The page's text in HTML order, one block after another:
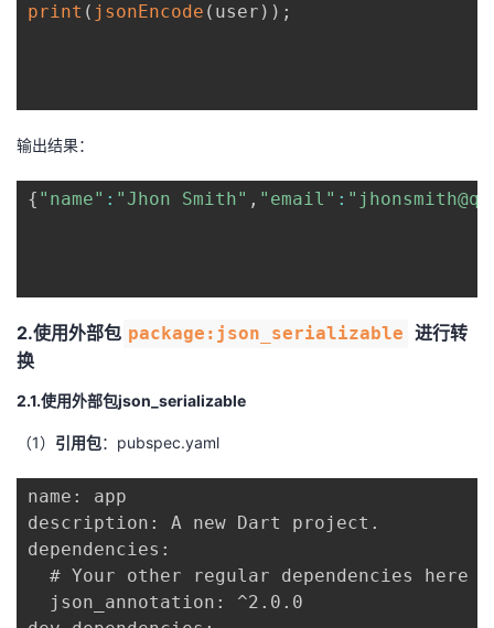
print ( jsonEncode ( user ) ) ;
输出结果：
{ "name" : "Jhon Smith" , "email" :
2.使用外部包 package:json_serializable 进行转
换
2.1.使用外部包json_serializable
（1） 引用包：pubspec.yaml
name: app
description: A new Dart project.
dependencies:
  # Your other regular dependencies here
  json_annotation: ^2.0.0